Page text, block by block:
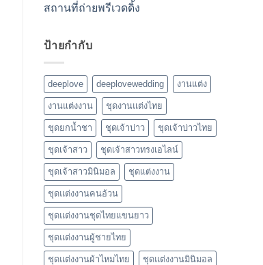
สถานที่ถ่ายพรีเวดดิ้ง
ป้ายกำกับ
deeplove deeplovewedding งานแต่ง
งานแต่งงาน ชุดงานแต่งไทย
ชุดยกน้ำชา ชุดเจ้าบ่าว ชุดเจ้าบ่าวไทย
ชุดเจ้าสาว ชุดเจ้าสาวทรงเอไลน์
ชุดเจ้าสาวมินิมอล ชุดแต่งงาน
ชุดแต่งงานคนอ้วน
ชุดแต่งงานชุดไทยแขนยาว
ชุดแต่งงานผู้ชายไทย
ชุดแต่งงานผ้าไหมไทย ชุดแต่งงานมินิมอล